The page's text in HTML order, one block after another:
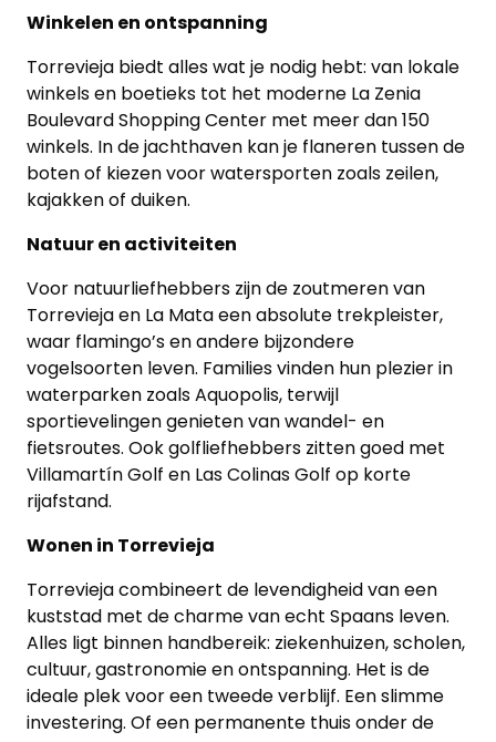
Winkelen en ontspanning
Torrevieja biedt alles wat je nodig hebt: van lokale
winkels en boetieks tot het moderne La Zenia
Boulevard Shopping Center met meer dan 150
winkels. In de jachthaven kan je flaneren tussen de
boten of kiezen voor watersporten zoals zeilen,
kajakken of duiken.
Natuur en activiteiten
Voor natuurliefhebbers zijn de zoutmeren van
Torrevieja en La Mata een absolute trekpleister,
waar flamingo’s en andere bijzondere
vogelsoorten leven. Families vinden hun plezier in
waterparken zoals Aquopolis, terwijl
sportievelingen genieten van wandel- en
fietsroutes. Ook golfliefhebbers zitten goed met
Villamartín Golf en Las Colinas Golf op korte
rijafstand.
Wonen in Torrevieja
Torrevieja combineert de levendigheid van een
kuststad met de charme van echt Spaans leven.
Alles ligt binnen handbereik: ziekenhuizen, scholen,
cultuur, gastronomie en ontspanning. Het is de
ideale plek voor een tweede verblijf. Een slimme
investering. Of een permanente thuis onder de